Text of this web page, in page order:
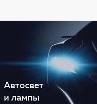
Автосвет
и лампы